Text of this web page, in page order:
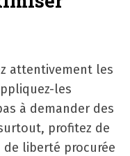
attentivement les
les
à demander des
profitez de
liberté procurée